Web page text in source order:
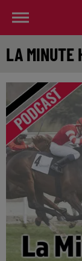
LA